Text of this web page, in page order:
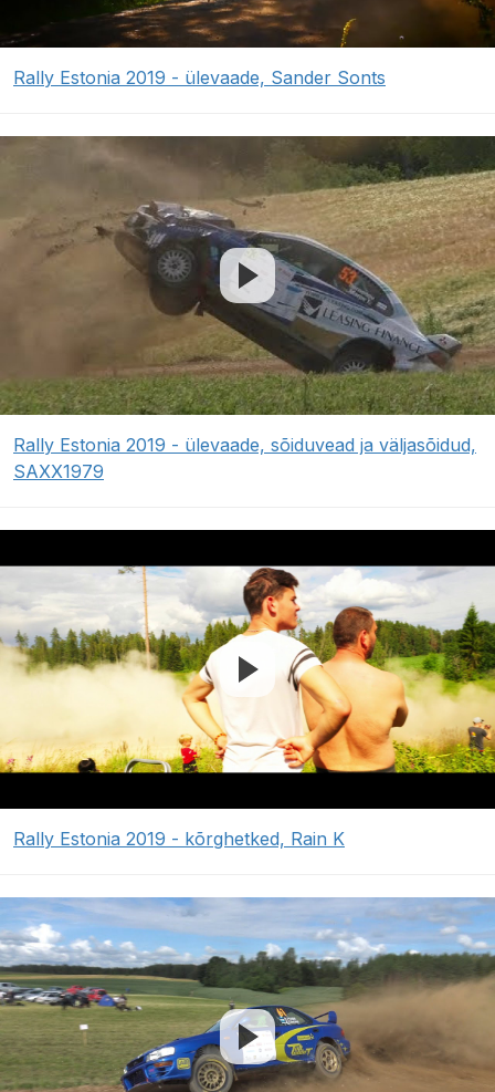
Rally Estonia 2019 - ülevaade, Sander Sonts
Rally Estonia 2019 - ülevaade, sõiduvead ja väljasõidud,
SAXX1979
Rally Estonia 2019 - kõrghetked, Rain K